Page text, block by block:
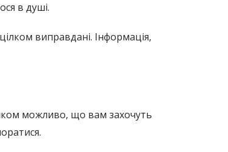
в душі.
виправдані. Інформація,
можливо, що вам захочуть